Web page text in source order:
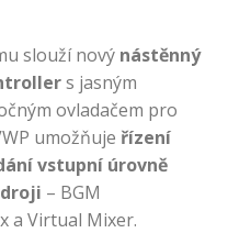
slouží nový nástěnný
s jasným
ovladačem pro
umožňuje řízení
vstupní úrovně
– BGM
a Virtual Mixer.